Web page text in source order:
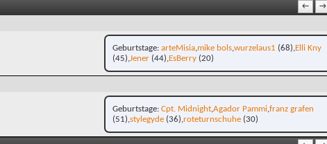
← →
Geburtstage arteMisia mike bols wurzelaus1 (68) Elli Kny
(45) Jener (44) EsBerry (20)
Geburtstage Cpt. Midnight Agador Pammi franz grafen
(51) stylegyde (36) roteturnschuhe (30)